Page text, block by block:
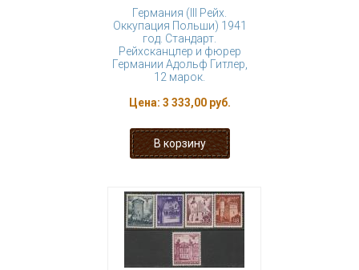
Германия (III Рейх.
Оккупация Польши) 1941
год. Стандарт.
Рейхсканцлер и фюрер
Германии Адольф Гитлер,
12 марок.
Цена: 3 333,00 руб.